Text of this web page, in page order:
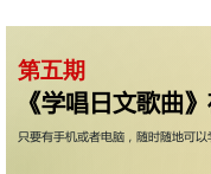
第五期​
《学唱日文歌曲
只要有手机或者电脑，随时随地可以